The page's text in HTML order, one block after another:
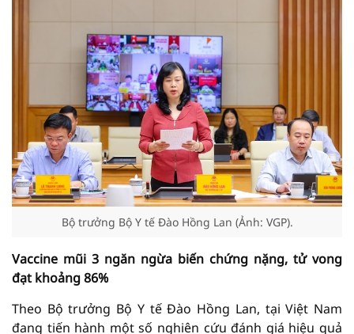
Bộ trưởng Bộ Y tế Đào Hồng Lan (Ảnh: VGP).
Vaccine mũi 3 ngăn ngừa biến chứng nặng, tử vong
đạt khoảng 86%
Theo Bộ trưởng Bộ Y tế Đào Hồng Lan, tại Việt Nam
đang tiến hành một số nghiên cứu đánh giá hiệu quả